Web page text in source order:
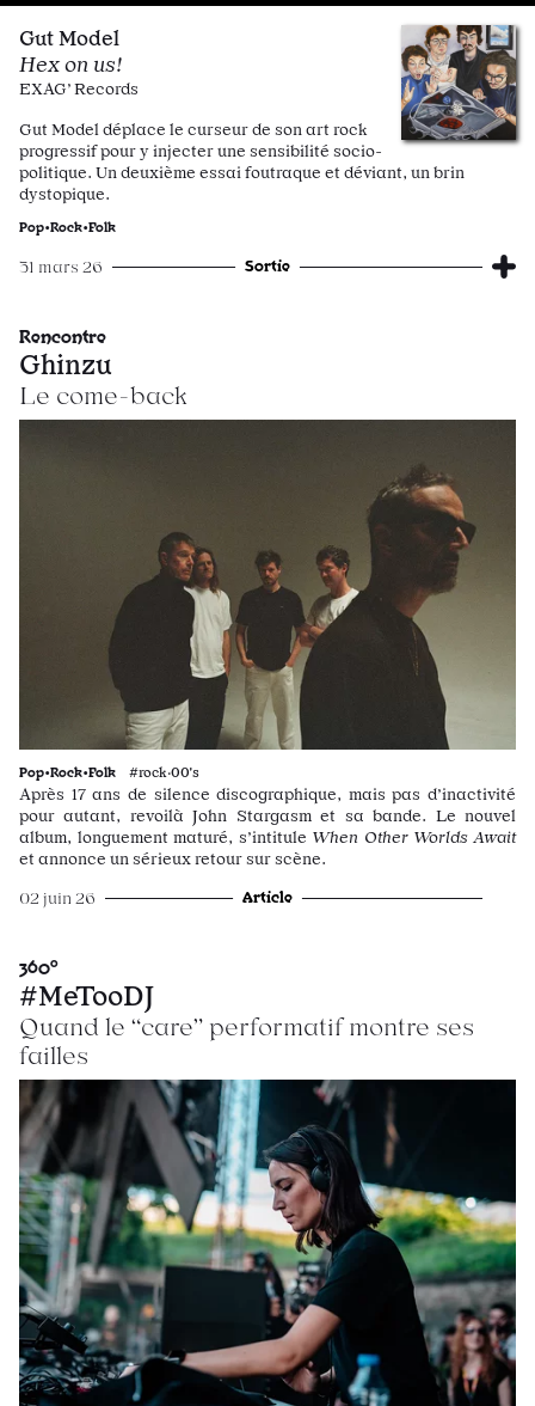
Gut Model
Hex on us!
EXAG’ Records
Gut Model déplace le curseur de son art rock
progressif pour y injecter une sensibilité socio-
politique. Un deuxième essai foutraque et déviant, un brin
dystopique.
Pop•Rock•Folk
31 mars 26 Sortie
Rencontre
Ghinzu
Le come-back
Pop•Rock•Folk #rock·00's
Après 17 ans de silence discographique, mais pas d’inactivité
pour autant, revoilà John Stargasm et sa bande. Le nouvel
album, longuement maturé, s’intitule When Other Worlds Await
et annonce un sérieux retour sur scène.
02 juin 26 Article
360°
#MeTooDJ
Quand le “care” performatif montre ses
failles